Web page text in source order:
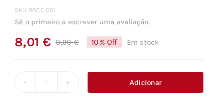
SKU BBCC 061
Sê o primeiro a escrever uma avaliação.
8,90€O
era:
8,01 €
O
é:
10% Off Em stock
Adicionar